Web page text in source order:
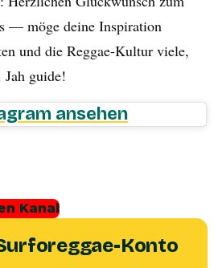
— möge deine Inspiration
und die Reggae-Kultur viele,
Jah guide!
ansehen
Kanal
Konto